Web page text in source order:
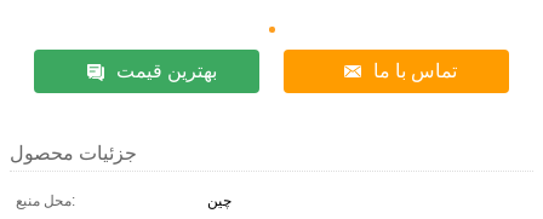
بهترین قیمت تماس با ما
جزئیات محصول
محل منبع:
چین